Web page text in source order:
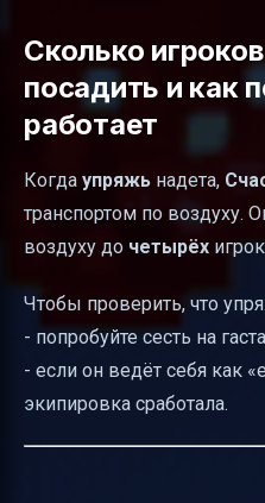
Сколько
посадить и как
работает
Когда упряжь надета,
транспортом по воздуху.
воздуху до четырёх
Чтобы проверить, что
- попробуйте сесть на
- если он ведёт себя как
экипировка сработала.